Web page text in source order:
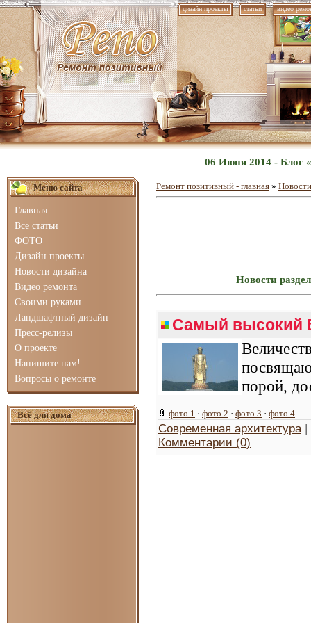
дизайн проекты статьи видео
06 Июня 2014 - Блог
Меню сайта
Главная
Все статьи
ФОТО
Дизайн проекты
Новости дизайна
Видео ремонта
Своими руками
Ландшафтный дизайн
Пресс-релизы
О проекте
Напишите нам!
Вопросы о ремонте
Всё для дома
Ремонт позитивный - главная »
Новости
Самый высокий
порой,
фото 1 · фото 2 · фото 3 · фото 4
Современная архитектура|
Комментарии (0)